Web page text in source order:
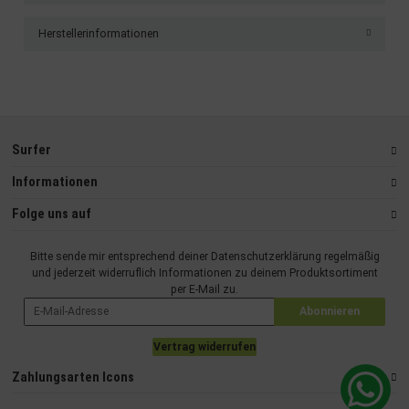
Herstellerinformationen
Surfer
Informationen
Folge uns auf
Bitte sende mir entsprechend deiner Datenschutzerklärung regelmäßig
und jederzeit widerruflich Informationen zu deinem Produktsortiment
per E-Mail zu.
Abonnieren
Vertrag widerrufen
Zahlungsarten Icons